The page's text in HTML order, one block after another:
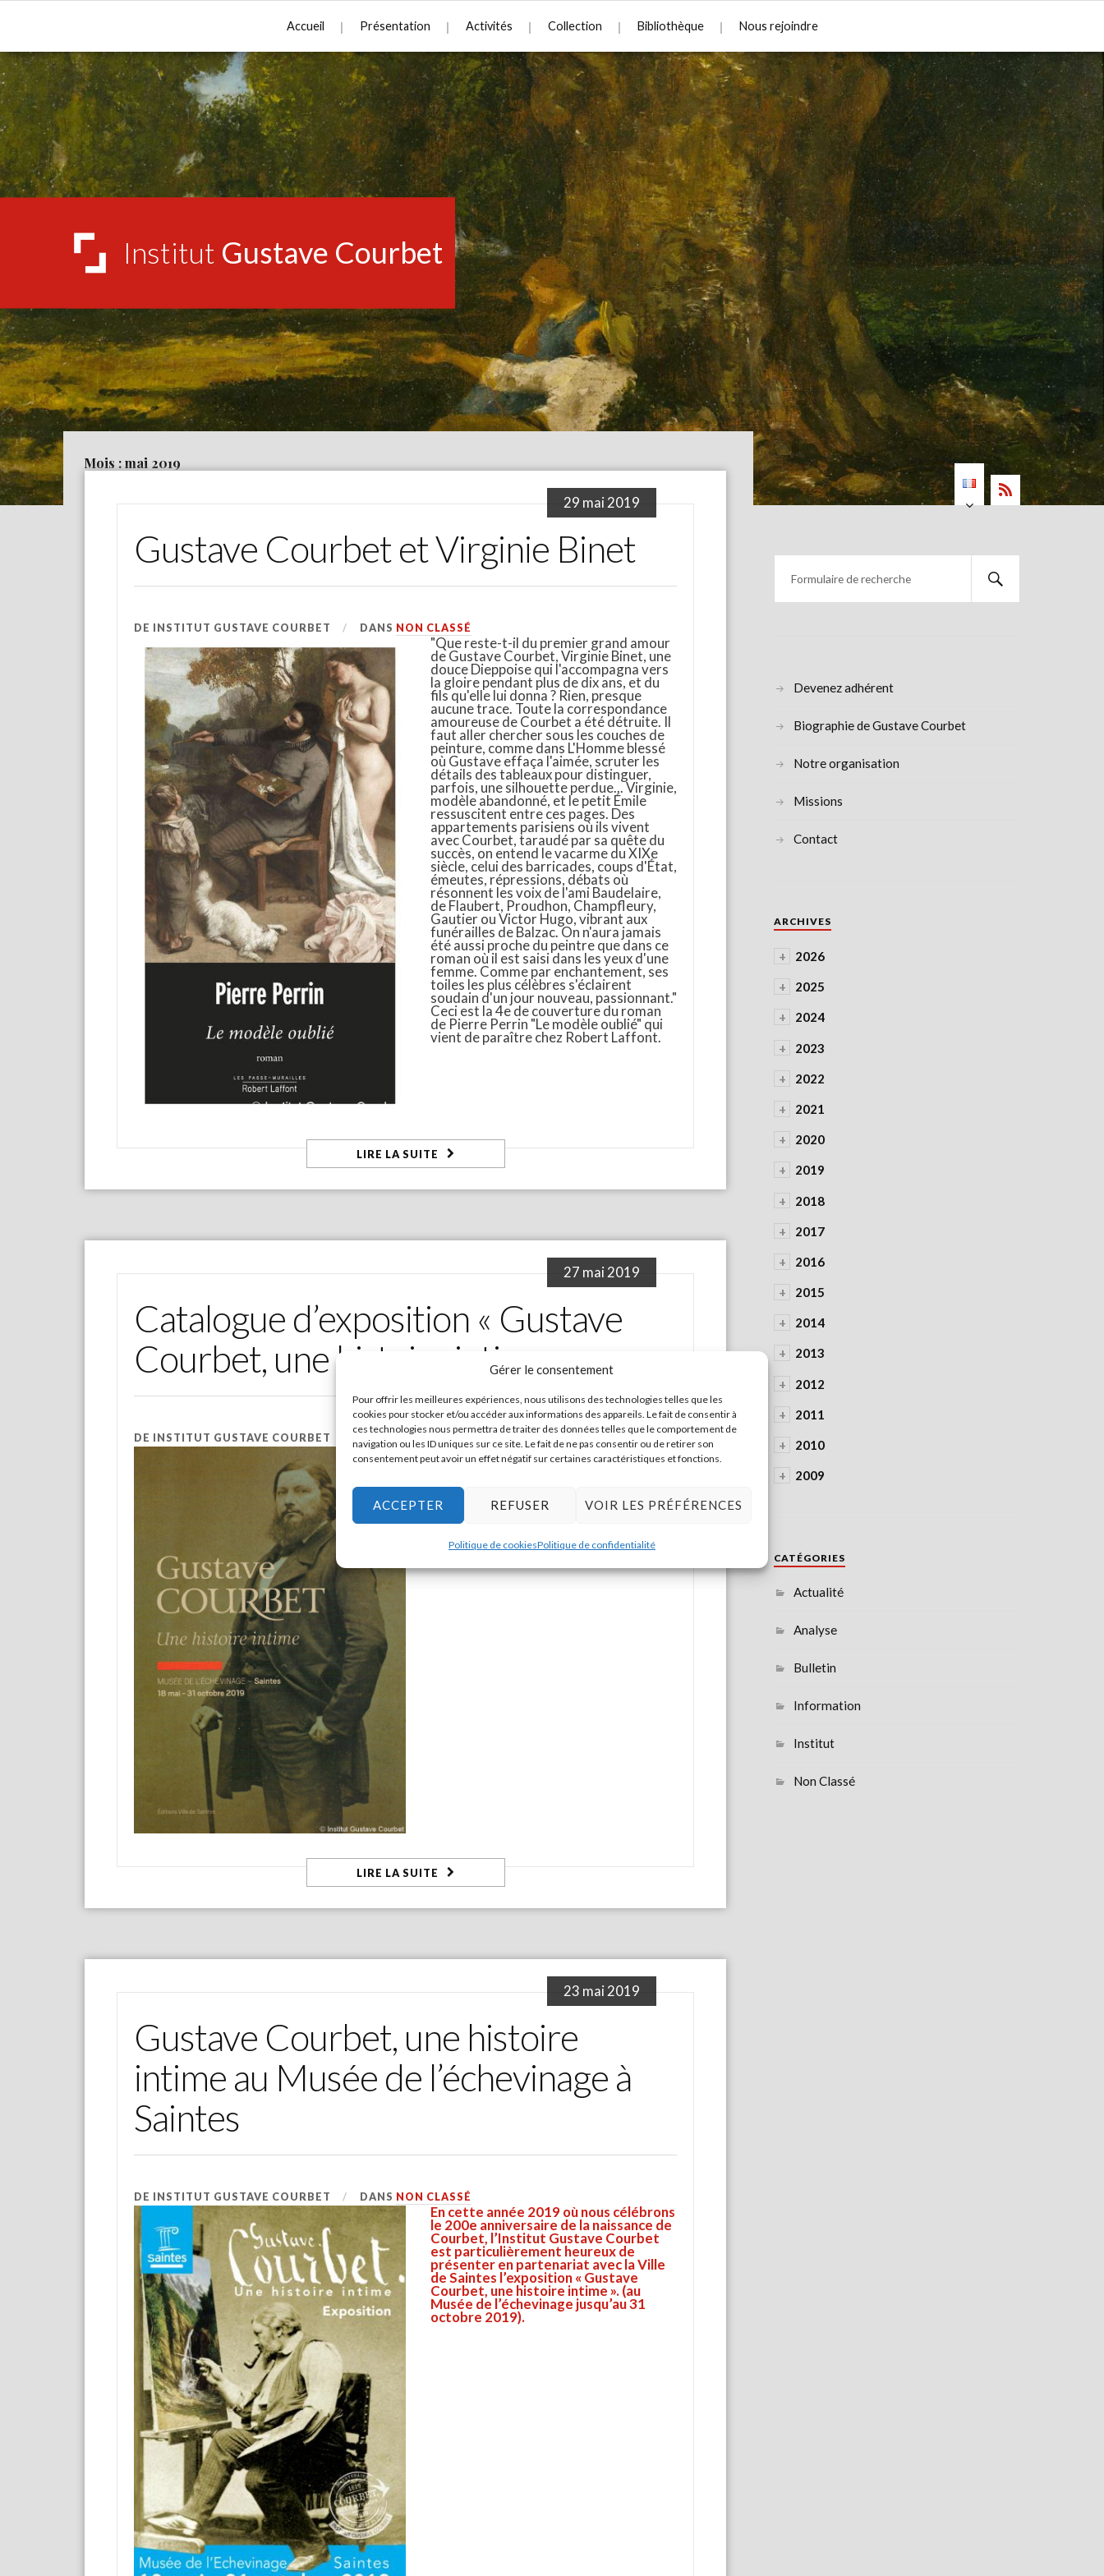
Gérer le consentement
Pour offrir les meilleures expériences, nous utilisons des technologies telles que les
cookies pour stocker et/ou accéder aux informations des appareils. Le fait de consentir à
ces technologies nous permettra de traiter des données telles que le comportement de
navigation ou les ID uniques sur ce site. Le fait de ne pas consentir ou de retirer son
consentement peut avoir un effet négatif sur certaines caractéristiques et fonctions.
ACCEPTER REFUSER VOIR LES PRÉFÉRENCES
Politique de cookiesPolitique de confidentialité
Institut Gustave Courbet
Accueil Présentation Activités Collection Bibliothèque Nous rejoindre
Mois : mai 2019
29 mai 2019
Gustave Courbet et Virginie Binet
DE INSTITUT GUSTAVE COURBET DANS NON CLASSÉ
"Que reste-t-il du premier grand amour
de Gustave Courbet, Virginie Binet, une
douce Dieppoise qui l'accompagna vers
la gloire pendant plus de dix ans, et du
fils qu'elle lui donna ? Rien, presque
aucune trace. Toute la correspondance
amoureuse de Courbet a été détruite. Il
faut aller chercher sous les couches de
peinture, comme dans L'Homme blessé
où Gustave effaça l'aimée, scruter les
détails des tableaux pour distinguer,
parfois, une silhouette perdue... Virginie,
modèle abandonné, et le petit Émile
ressuscitent entre ces pages. Des
appartements parisiens où ils vivent
avec Courbet, taraudé par sa quête du
succès, on entend le vacarme du XIXe
siècle, celui des barricades, coups d'État,
émeutes, répressions, débats où
résonnent les voix de l'ami Baudelaire,
de Flaubert, Proudhon, Champfleury,
Gautier ou Victor Hugo, vibrant aux
funérailles de Balzac. On n'aura jamais
été aussi proche du peintre que dans ce
roman où il est saisi dans les yeux d'une
femme. Comme par enchantement, ses
toiles les plus célèbres s'éclairent
soudain d'un jour nouveau, passionnant."
Ceci est la 4e de couverture du roman
de Pierre Perrin "Le modèle oublié" qui
vient de paraître chez Robert Laffont.
LIRE LA SUITE
27 mai 2019
Catalogue d’exposition « Gustave
Courbet, une histoire intime »
DE INSTITUT GUSTAVE COURBET DANS NON CLASSÉ
Edité par la Ville de Saintes, le
catalogue de l'exposition "Gustave
couleur chaque œuvre prêtée pour
l'exposition.Constitué de 134 pages,
format 24 x 17cm, il comprend de
LIRE LA SUITE
23 mai 2019
Gustave Courbet, une histoire
intime au Musée de l’échevinage à
Saintes
DE INSTITUT GUSTAVE COURBET DANS NON CLASSÉ
En cette année 2019 où nous célébrons
le 200e anniversaire de la naissance de
Courbet, l’Institut Gustave Courbet
est particulièrement heureux de
présenter en partenariat avec la Ville
de Saintes l’exposition « Gustave
Courbet, une histoire intime ». (au
Musée de l’échevinage jusqu’au 31
octobre 2019).
Devenez adhérent
Biographie de Gustave Courbet
Notre organisation
Missions
Contact
ARCHIVES
+ 2026
+ 2025
+ 2024
+ 2023
+ 2022
+ 2021
+ 2020
+ 2019
+ 2018
+ 2017
+ 2016
+ 2015
+ 2014
+ 2013
+ 2012
+ 2011
+ 2010
+ 2009
CATÉGORIES
Actualité
Analyse
Bulletin
Information
Institut
Non Classé